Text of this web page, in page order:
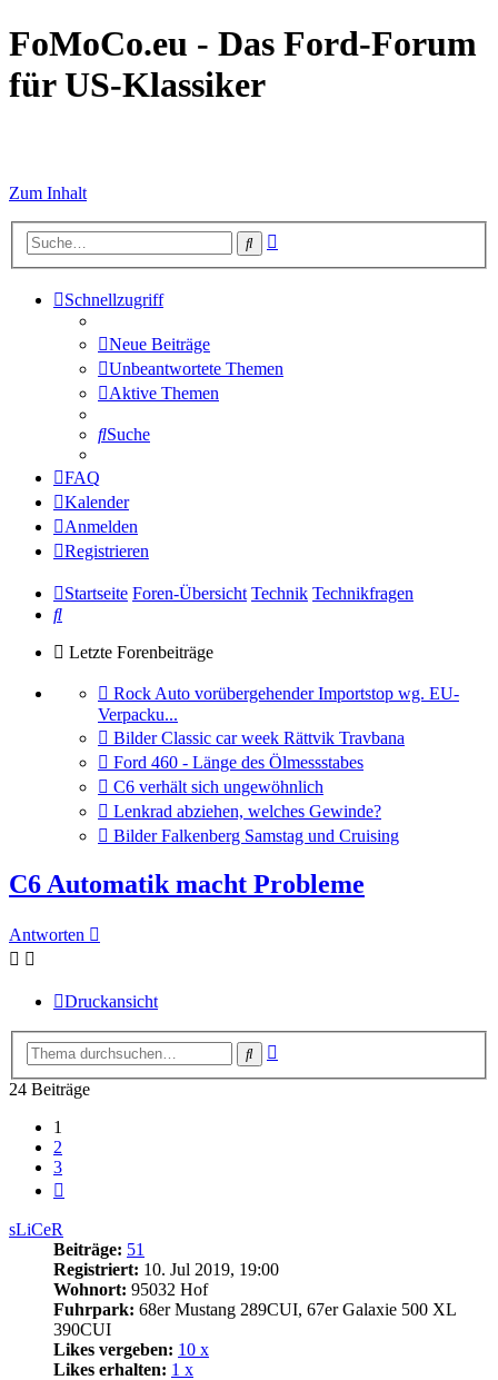
FoMoCo.eu - Das Ford-Forum
für US-Klassiker
Zum Inhalt
Suche
Schnellzugriff
Neue Beiträge
Unbeantwortete Themen
Aktive Themen
Suche
FAQ
Kalender
Anmelden
Registrieren
Startseite Foren-Übersicht Technik Technikfragen
Suche
Letzte Forenbeiträge
Gehe
zum
letzten
Beitrag
Rock Auto vorübergehender Importstop wg. EU-
Verpacku...
Gehe
zum
letzten
Beitrag
Bilder Classic car week Rättvik Travbana
Gehe
zum
letzten
Beitrag
Ford 460 - Länge des Ölmessstabes
Gehe
zum
letzten
Beitrag
C6 verhält sich ungewöhnlich
Gehe
zum
letzten
Lenkrad abziehen, welches Gewinde?
Gehe
letzten
Beitrag
Bilder Falkenberg Samstag und Cruising
C6 Automatik macht Probleme
Antworten
Druckansicht
Suche
24 Beiträge
1
2
3
sLiCeR
Beiträge: 51
Registriert: 10. Jul 2019, 19:00
Wohnort: 95032 Hof
Fuhrpark: 68er Mustang 289CUI, 67er Galaxie 500 XL
390CUI
Likes vergeben: 10 x
Likes erhalten: 1 x